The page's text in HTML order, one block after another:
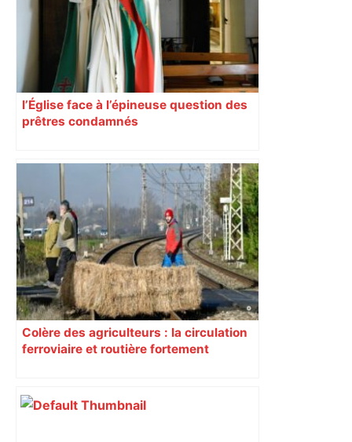
l’Église face à l’épineuse question des
prêtres condamnés
Colère des agriculteurs : la circulation
ferroviaire et routière fortement